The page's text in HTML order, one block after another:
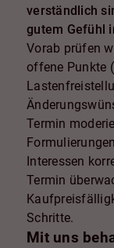
verständlich
gutem Gefühl
Vorab prüfen
offene Punkte
Termin
Interessen
Termin
Schritte.
Mit uns